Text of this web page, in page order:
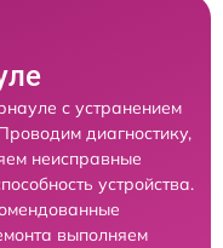
с устранением
диагностику,
неисправные
устройства.
выполняем